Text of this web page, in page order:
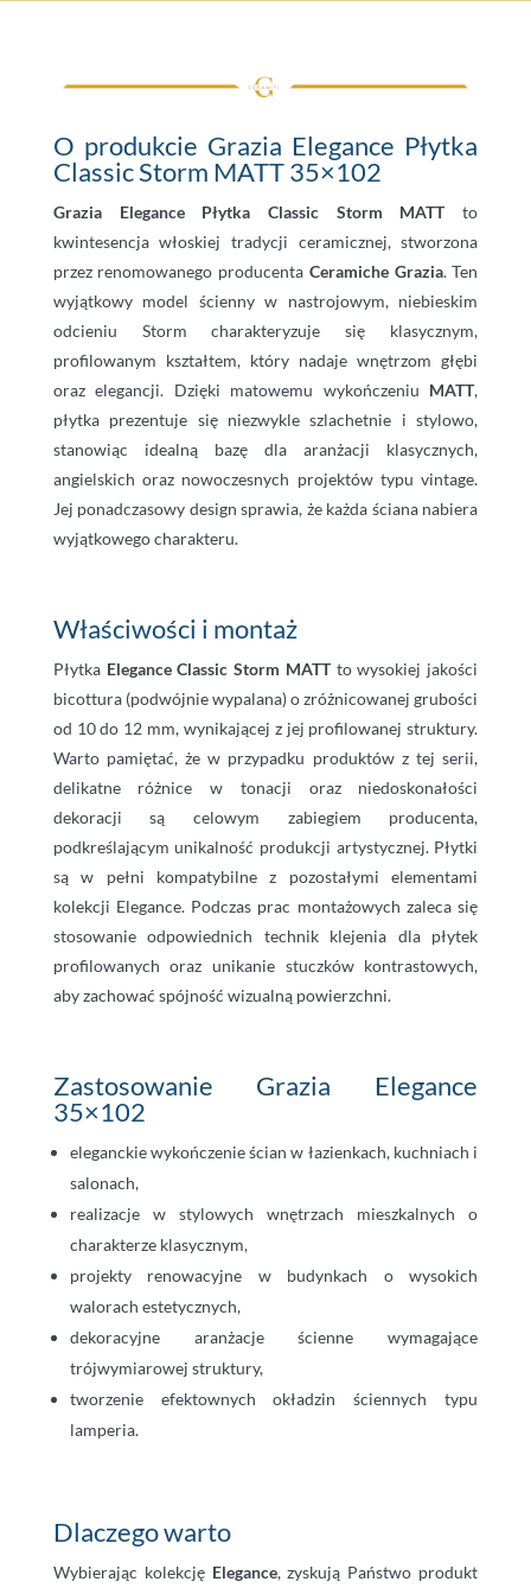
O produkcie Grazia Elegance Płytka
Classic Storm MATT 35×102
Grazia Elegance Płytka Classic Storm MATTto
kwintesencja włoskiej tradycji ceramicznej, stworzona
przez renomowanego producenta Ceramiche Grazia. Ten
wyjątkowy model ścienny w nastrojowym, niebieskim
odcieniu Storm charakteryzuje się klasycznym,
profilowanym kształtem, który nadaje wnętrzom głębi
oraz elegancji. Dzięki matowemu wykończeniu MATT,
płytka prezentuje się niezwykle szlachetnie i stylowo,
stanowiąc idealną bazę dla aranżacji klasycznych,
angielskich oraz nowoczesnych projektów typu vintage.
Jej ponadczasowy design sprawia, że każda ściana nabiera
wyjątkowego charakteru.
Właściwości i montaż
Płytka Elegance Classic Storm MATTto wysokiej jakości
bicottura (podwójnie wypalana) o zróżnicowanej grubości
od 10 do 12 mm, wynikającej z jej profilowanej struktury.
Warto pamiętać, że w przypadku produktów z tej serii,
delikatne różnice w tonacji oraz niedoskonałości
dekoracji są celowym zabiegiem producenta,
podkreślającym unikalność produkcji artystycznej. Płytki
są w pełni kompatybilne z pozostałymi elementami
kolekcji Elegance. Podczas prac montażowych zaleca się
stosowanie odpowiednich technik klejenia dla płytek
profilowanych oraz unikanie stuczków kontrastowych,
aby zachować spójność wizualną powierzchni.
Zastosowanie Grazia Elegance
35×102
eleganckie wykończenie ścian w łazienkach, kuchniach i
salonach,
realizacje w stylowych wnętrzach mieszkalnych o
charakterze klasycznym,
projekty renowacyjne w budynkach o wysokich
walorach estetycznych,
dekoracyjne aranżacje ścienne wymagające
trójwymiarowej struktury,
tworzenie efektownych okładzin ściennych typu
lamperia.
Dlaczego warto
Wybierając kolekcję Elegance, zyskują Państwo produkt